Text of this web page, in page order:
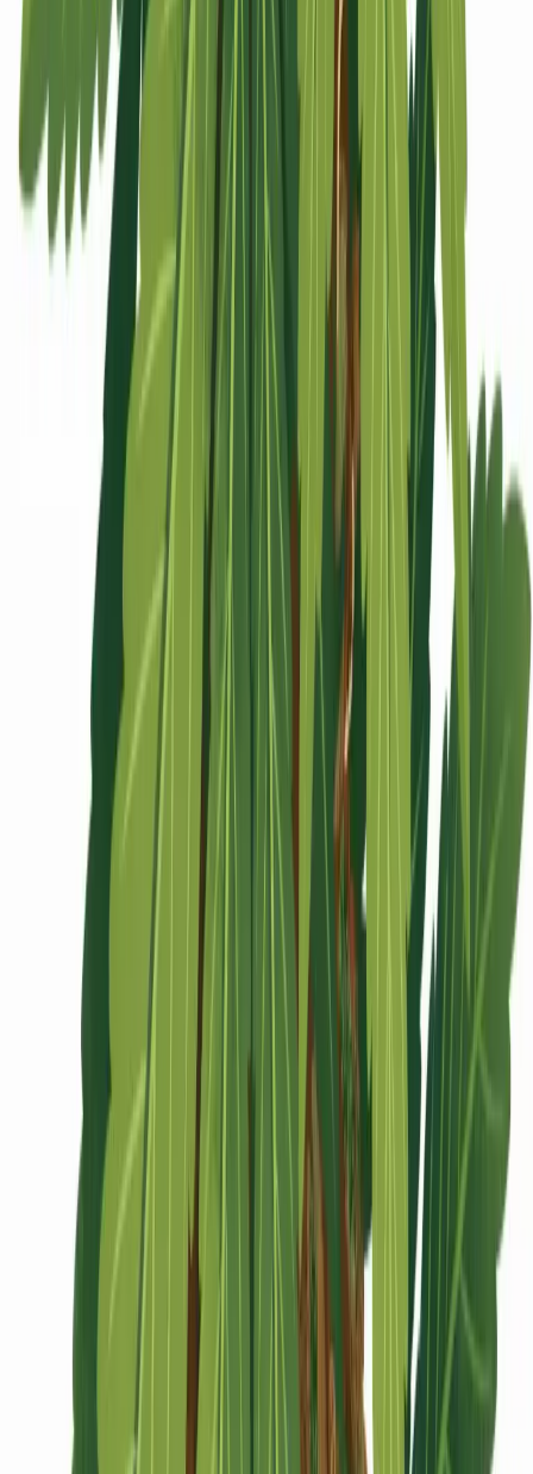
Cannabis Karte